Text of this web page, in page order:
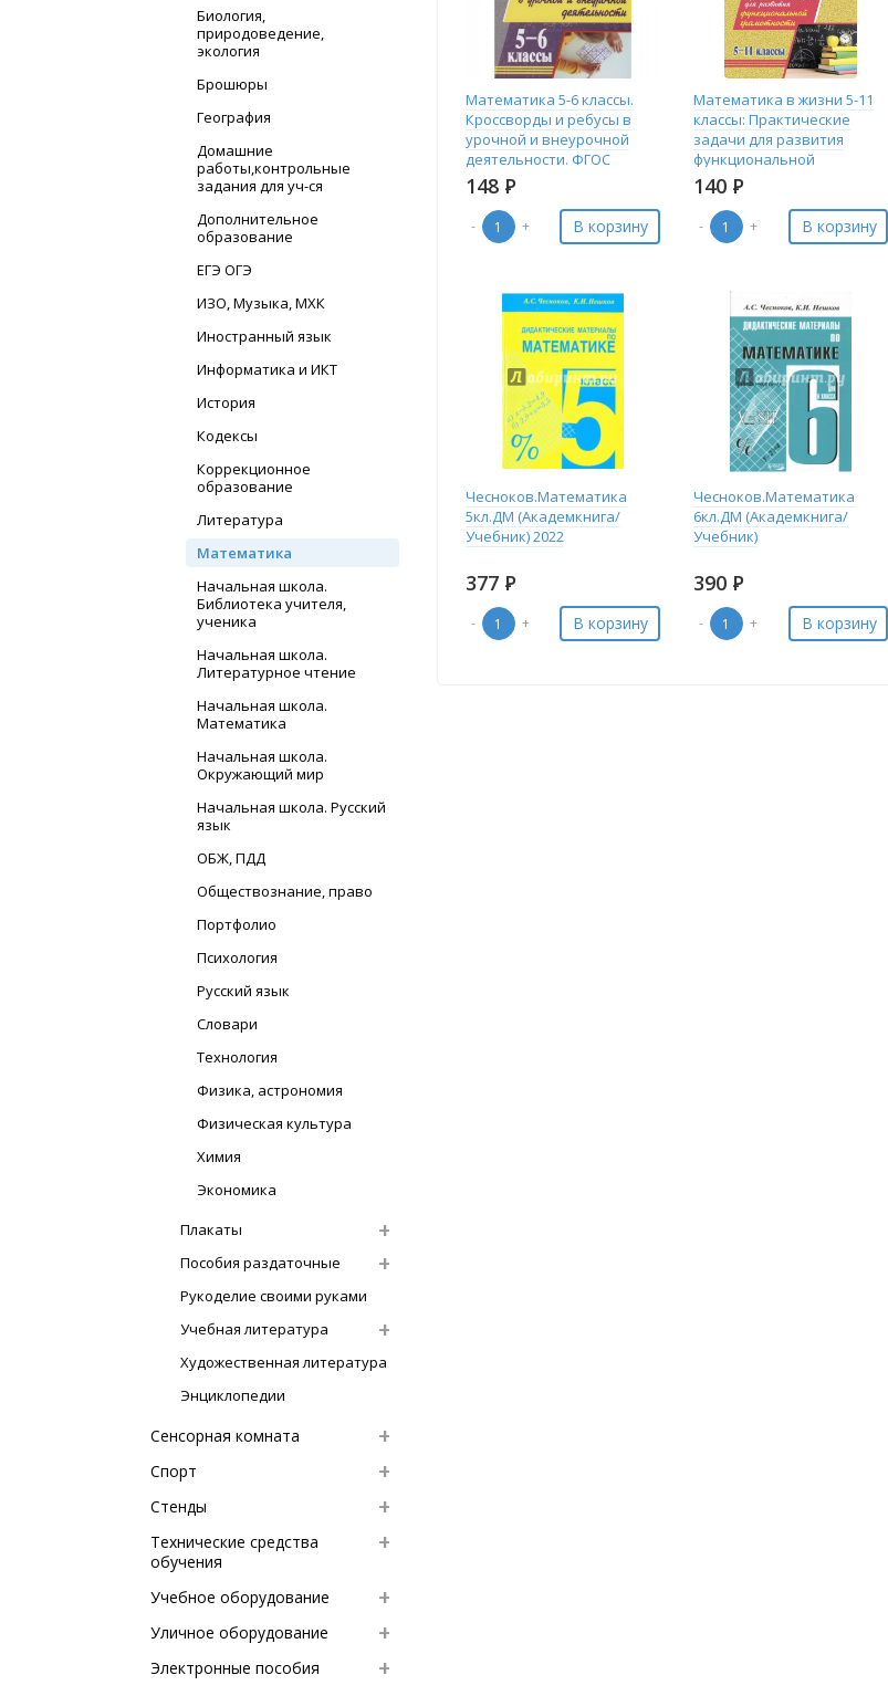
Биология,
природоведение,
экология
Брошюры
География
Домашние
работы,контрольные
задания для уч-ся
Дополнительное
образование
ЕГЭ ОГЭ
ИЗО, Музыка, МХК
Иностранный язык
Информатика и ИКТ
История
Кодексы
Коррекционное
образование
Литература
Математика
Начальная школа.
Библиотека учителя,
ученика
Начальная школа.
Литературное чтение
Начальная школа.
Математика
Начальная школа.
Окружающий мир
Начальная школа. Русский
язык
ОБЖ, ПДД
Обществознание, право
Портфолио
Психология
Русский язык
Словари
Технология
Физика, астрономия
Физическая культура
Химия
Экономика
Плакаты
Пособия раздаточные
Рукоделие своими руками
Учебная литература
Художественная литература
Энциклопедии
Сенсорная комната
Спорт
Стенды
Технические средства
обучения
Учебное оборудование
Уличное оборудование
Электронные пособия
Математика 5-6 классы.
Кроссворды и ребусы в
урочной и внеурочной
деятельности. ФГОС
Татьяна Шишкин
148 Р
- + В корзину
Математика в жизни 5-11
классы: Практические
задачи для развития
функциональной
грамотности
140 Р
- + В корзину
Чесноков.Математика
5кл.ДМ (Академкнига/
Учебник) 2022
377 Р
- + В корзину
Чесноков.Математика
6кл.ДМ (Академкнига/
Учебник)
390 Р
- + В корзину